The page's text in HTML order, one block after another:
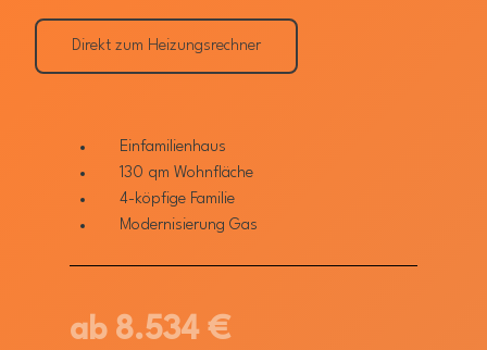
Direkt zum Heizungsrechner
Einfamilienhaus
130 qm Wohnfläche
4-köpfige Familie
Modernisierung Gas
ab 8.534 €